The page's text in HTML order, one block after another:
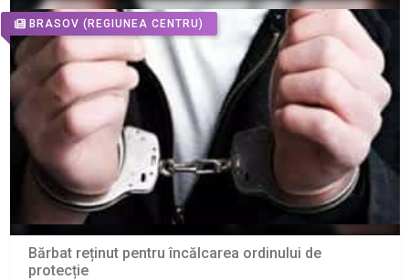
BRASOV (REGIUNEA CENTRU)
Bărbat reținut pentru încălcarea ordinului de
protecție